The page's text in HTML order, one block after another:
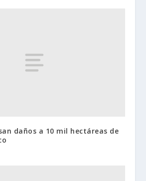
daños a 10 mil hectáreas de